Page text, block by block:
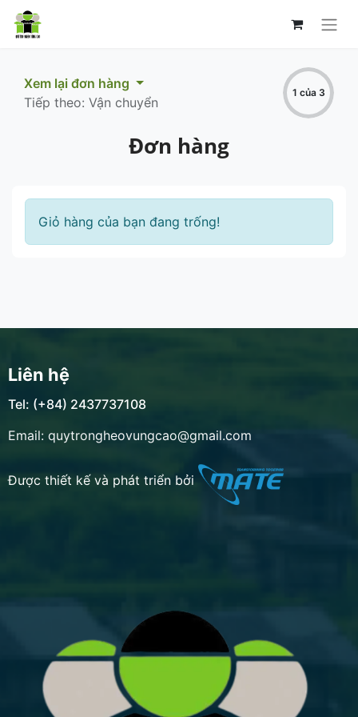
Xem lại đơn hàng
Tiếp theo: Vận chuyển
1 của 3
Đơn hàng
Giỏ hàng của bạn đang trống!
Liên hệ
Tel: (+84) 2437737108
Email: quytrongheovungcao@gmail.com
Được thiết kế và phát triển bởi